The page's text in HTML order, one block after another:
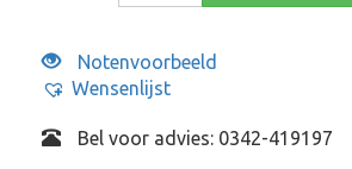
Notenvoorbeeld
Wensenlijst
Bel voor advies: 0342-419197